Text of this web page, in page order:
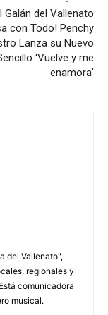
Galán del Vallenato
con Todo! Penchy
Lanza su Nuevo
‘Vuelve y me
enamora’
del Vallenato",
regionales y
comunicadora
musical.